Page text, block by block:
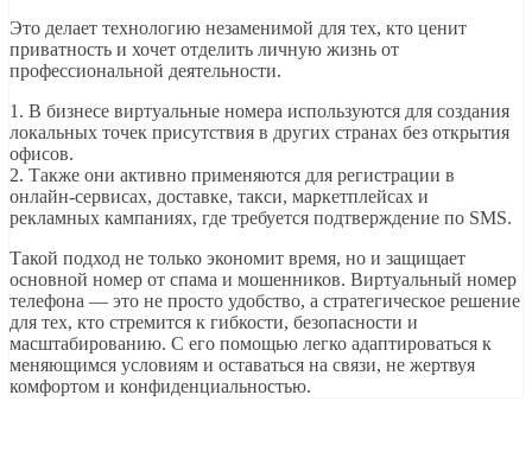
Это делает технологию незаменимой для тех, кто ценит
приватность и хочет отделить личную жизнь от
профессиональной деятельности.
1. В бизнесе виртуальные номера используются для создания
локальных точек присутствия в других странах без открытия
офисов.
2. Также они активно применяются для регистрации в
онлайн-сервисах, доставке, такси, маркетплейсах и
рекламных кампаниях, где требуется подтверждение по SMS.
Такой подход не только экономит время, но и защищает
основной номер от спама и мошенников. Виртуальный номер
телефона — это не просто удобство, а стратегическое решение
для тех, кто стремится к гибкости, безопасности и
масштабированию. С его помощью легко адаптироваться к
меняющимся условиям и оставаться на связи, не жертвуя
комфортом и конфиденциальностью.